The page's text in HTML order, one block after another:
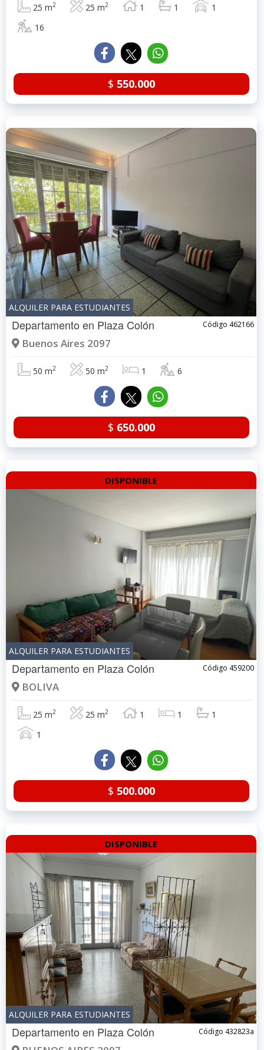
25 m2 25 m2 1 1
1
16
$ 550.000
ALQUILER PARA ESTUDIANTES
Departamento en Plaza Colón Código 462166
Buenos Aires 2097
50 m2 50 m2 1 6
$ 650.000
DISPONIBLE
ALQUILER PARA ESTUDIANTES
Departamento en Plaza Colón Código 459200
BOLIVA
25 m2 25 m2 1 1
1
1
$ 500.000
DISPONIBLE
ALQUILER PARA ESTUDIANTES
Departamento en Plaza Colón Código 432823a